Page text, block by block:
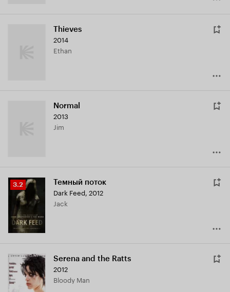
Thieves
2014
Ethan
Normal
2013
Jim
Рейтинг
Кинопоиска
3.2
3.2 Темный поток
Dark Feed 2012
Jack
Serena and the Ratts
2012
Bloody Man